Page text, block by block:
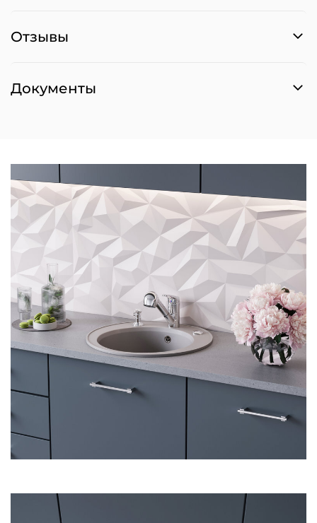
Отзывы
Документы